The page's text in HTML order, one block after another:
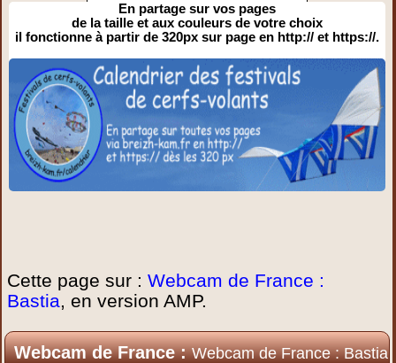
En partage sur vos pages
de la taille et aux couleurs de votre choix
il fonctionne à partir de 320px sur page en http:// et https://.
Cette page sur :Webcam de France :
Bastia, en version AMP.
Webcam de France :Webcam de France : Bastia